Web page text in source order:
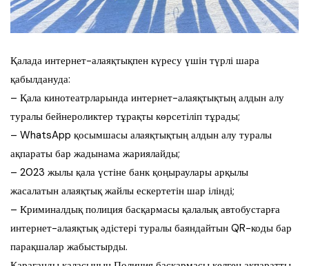
Қалада интернет-алаяқтықпен күресу үшін түрлі шара
қабылдануда:
– Қала кинотеатрларында интернет-алаяқтықтың алдын алу
туралы бейнероликтер тұрақты көрсетіліп тұрады;
– WhatsApp қосымшасы алаяқтықтың алдын алу туралы
ақпараты бар жадынама жариялайды;
– 2023 жылы қала үстіне банк қоңыраулары арқылы
жасалатын алаяқтық жайлы ескертетін шар ілінді;
– Криминалдық полиция басқармасы қалалық автобустарға
интернет-алаяқтық әдістері туралы баяндайтын QR-коды бар
парақшалар жабыстырды.